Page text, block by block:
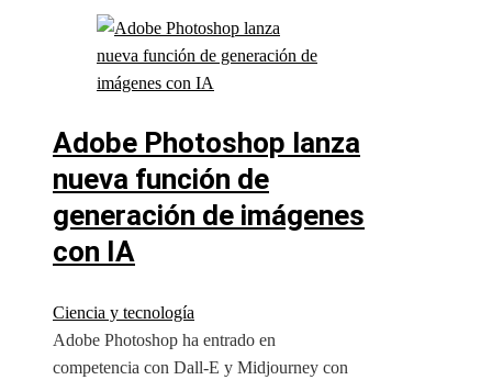
Adobe Photoshop lanza
nueva función de
generación de imágenes
con IA
Ciencia y tecnología
Adobe Photoshop ha entrado en
competencia con Dall-E y Midjourney con